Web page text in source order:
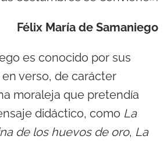
Félix María de Samaniego
es conocido por sus
verso, de carácter
moraleja que pretendía
didáctico, como La
de los huevos de oro, La